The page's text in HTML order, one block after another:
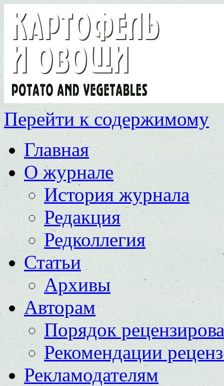
Перейти к содержимому
Главная
О журнале
История журнала
Редакция
Редколлегия
Статьи
Архивы
Авторам
Порядок
Рекомендации
Рекламодателям